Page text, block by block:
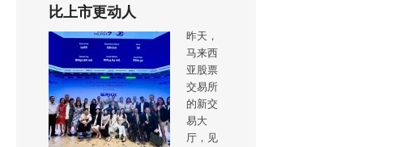
比上市更动人
昨天，
马来西
亚股票
交易所
的新交
易大
厅，见